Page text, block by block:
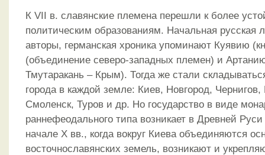
К VII в. славянские племена перешли к более
политическим образованиям. Начальная русская
авторы, германская хроника упоминают Куявию
(объединение северо-западных племен) и
Тмутаракань – Крым). Тогда же стали
города в каждой земле: Киев, Новгород,
Смоленск, Туров и др. Но государство в виде
раннефеодального типа возникает в Древней
начале X вв., когда вокруг Киева объединяются
восточнославянских земель, возникают и